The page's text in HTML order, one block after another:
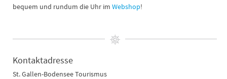
bequem und rundum die Uhr im Webshop!
Kontaktadresse
St. Gallen-Bodensee Tourismus